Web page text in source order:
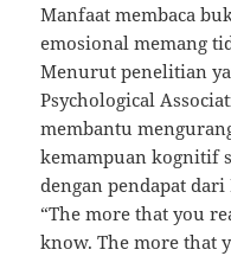
Manfaat membaca
emosional memang
Menurut penelitian
Psychological
membantu
kemampuan kognitif
dengan pendapat dari
“The more that you
know. The more that